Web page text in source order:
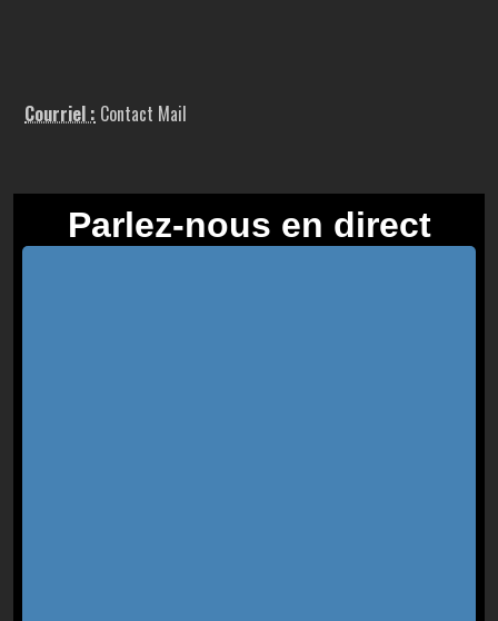
Courriel : Contact Mail